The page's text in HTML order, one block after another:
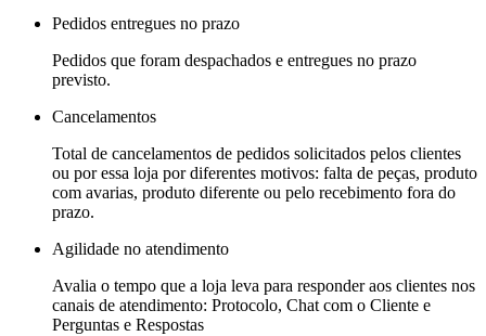
Pedidos entregues no prazo
Pedidos que foram despachados e entregues no prazo
previsto.
Cancelamentos
Total de cancelamentos de pedidos solicitados pelos clientes
ou por essa loja por diferentes motivos: falta de peças, produto
com avarias, produto diferente ou pelo recebimento fora do
prazo.
Agilidade no atendimento
Avalia o tempo que a loja leva para responder aos clientes nos
canais de atendimento: Protocolo, Chat com o Cliente e
Perguntas e Respostas